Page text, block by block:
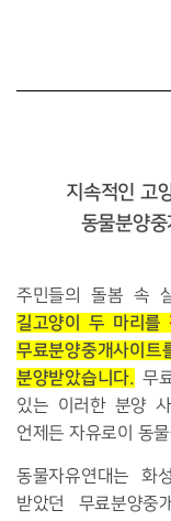
지속적인 고
동물분양
주민들의 돌봄 속
길고양이 두 마리를
무료분양중개사
분양받았습니다. 무
있는 이러한 분양
언제든 자유로이 동
동물자유연대는 화
받았던 무료분양중